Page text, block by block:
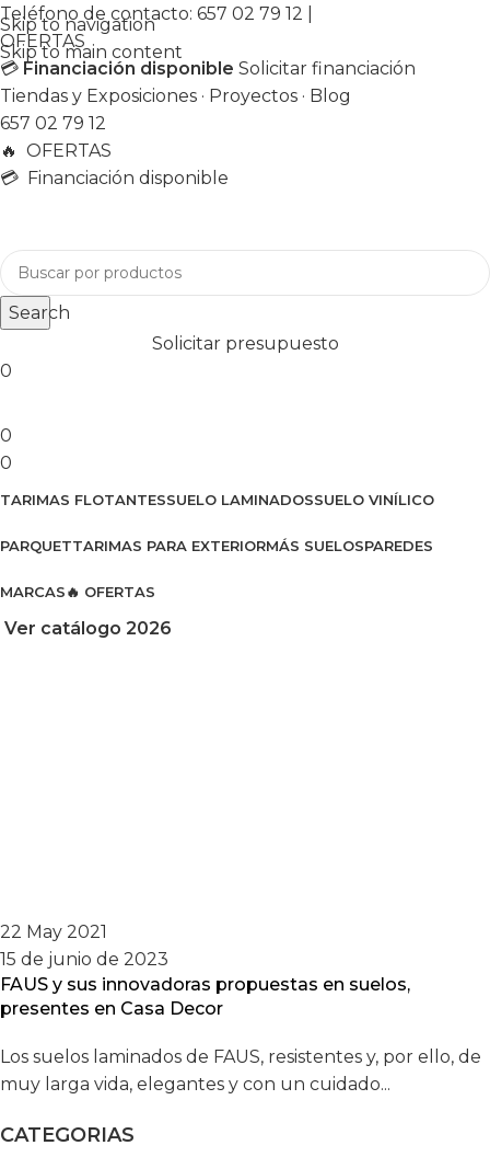
Skip to navigation
Skip to main content
Teléfono de contacto: 657 02 79 12
OFERTAS
💳 Financiación disponible Solicitar financiación
Tiendas y Exposiciones · Proyectos · Blog
657 02 79 12
🔥 OFERTAS
💳 Financiación disponible
Search
Solicitar presupuesto
0
0
0
TARIMAS FLOTANTESSUELO LAMINADOSSUELO VINÍLICO
PARQUETTARIMAS PARA EXTERIORMÁS SUELOSPAREDES
MARCAS🔥 OFERTAS
Ver catálogo 2026
22 May 2021
15 de junio de 2023
FAUS y sus innovadoras propuestas en suelos,
presentes en Casa Decor
Los suelos laminados de FAUS, resistentes y, por ello, de
muy larga vida, elegantes y con un cuidado...
CATEGORIAS